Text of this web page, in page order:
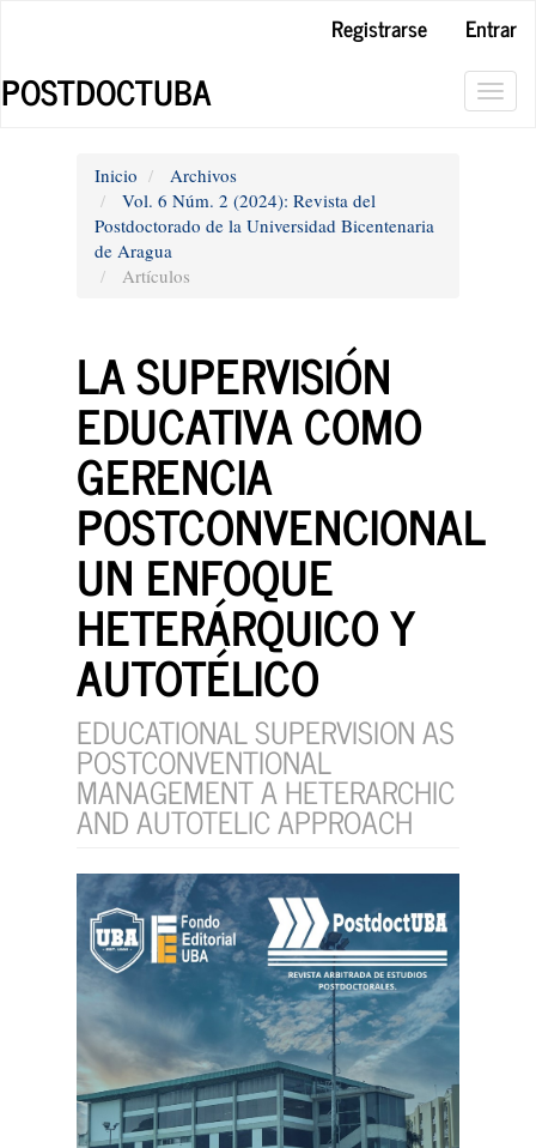
principal
Barra
Registrarse
Entrar
POSTDOCTUBA
Inicio
Archivos
Vol. 6 Núm. 2 (2024): Revista del
Postdoctorado de la Universidad Bicentenaria
de Aragua
Artículos
LA SUPERVISIÓN
EDUCATIVA COMO
GERENCIA
POSTCONVENCIONAL
UN ENFOQUE
HETERÁRQUICO Y
AUTOTÉLICO
EDUCATIONAL SUPERVISION AS
POSTCONVENTIONAL
MANAGEMENT A HETERARCHIC
AND AUTOTELIC APPROACH
Barra
lateral
del
artículo